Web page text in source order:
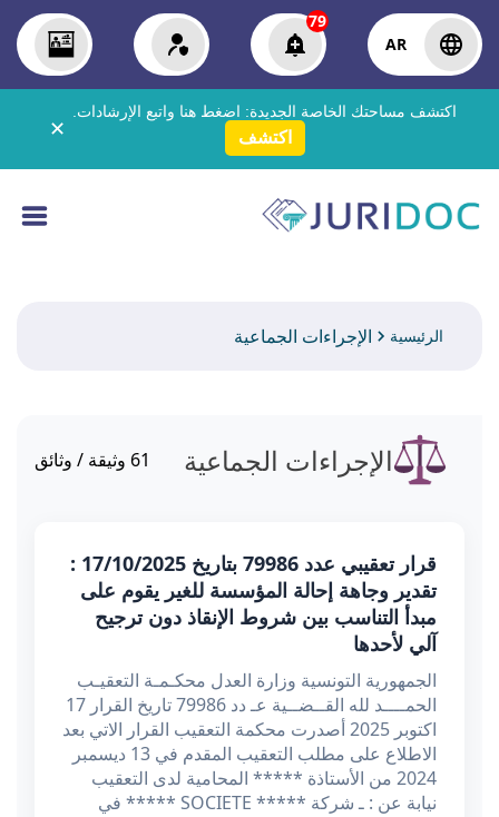
AR
79
اكتشف مساحتك الخاصة الجديدة: اضغط هنا واتبع الإرشادات.
اكتشف ✕
الرئيسية الإجراءات الجماعية
الإجراءات الجماعية 61 وثيقة / وثائق
قرار تعقيبي عدد 79986 بتاريخ 17/10/2025 :
تقدير وجاهة إحالة المؤسسة للغير يقوم على
مبدأ التناسب بين شروط الإنقاذ دون ترجيح
آلي لأحدها
الجمهورية التونسية وزارة العدل محكـمـة التعقيـب
الحمــــد لله القــضــية عـ دد 79986 تاريخ القرار 17
اكتوبر 2025 أصدرت محكمة التعقيب القرار الاتي بعد
الاطلاع على مطلب التعقيب المقدم في 13 ديسمبر
2024 من الأستاذة ***** المحامية لدى التعقيب
نيابة عن : ـ شركة ***** SOCIETE ***** في